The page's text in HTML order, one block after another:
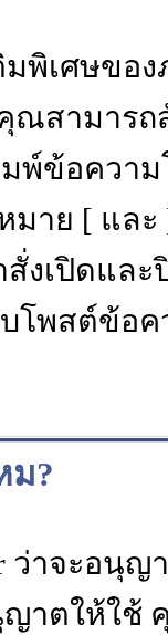
มพิเศษขอ
ณสามาร
ข้อความ
มาย [ แล
งเปิดแล
โพสต์ข้อค
ม?
ว่าจะอนุ
าตให้ใช้